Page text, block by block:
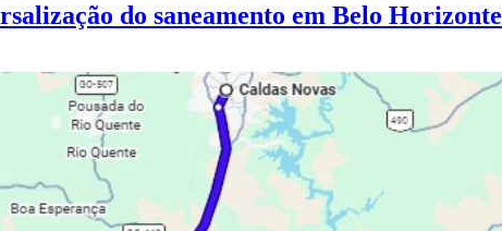
do saneamento em Belo Horizonte